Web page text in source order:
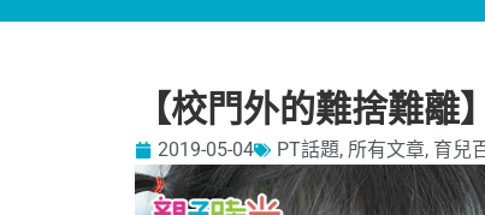
【校門外的難捨難離
2019-05-04 PT話題, 所有文章, 育兒